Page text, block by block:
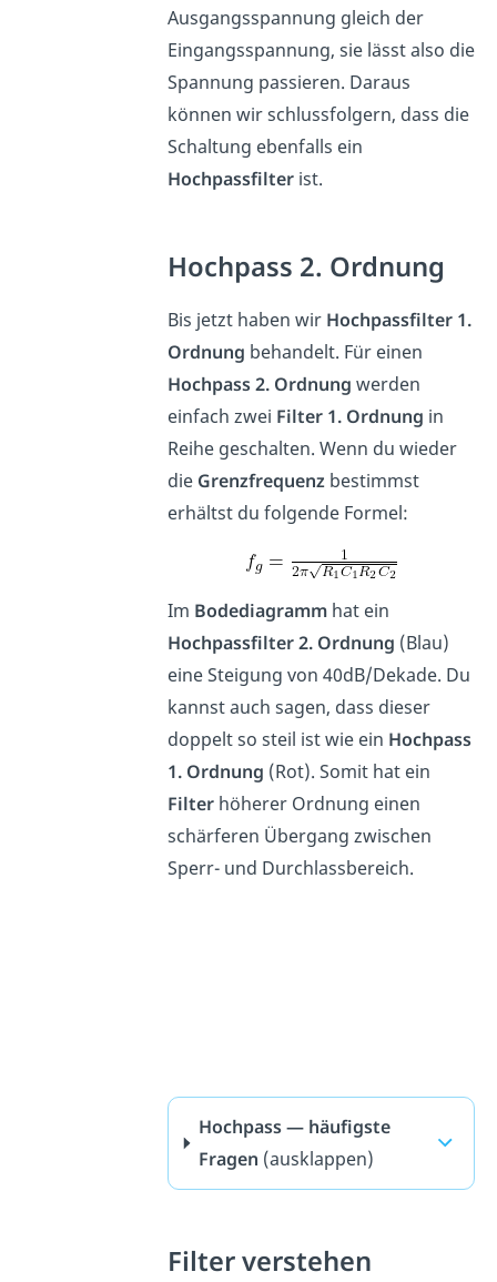
Ausgangsspannung gleich der
Eingangsspannung, sie lässt also die
Spannung passieren. Daraus
können wir schlussfolgern, dass die
Schaltung ebenfalls ein
Hochpassfilterist.
Hochpass 2. Ordnung
Bis jetzt haben wir Hochpassfilter 1.
Ordnung behandelt. Für einen
Hochpass 2. Ordnung werden
einfach zwei Filter 1. Ordnung in
Reihe geschalten. Wenn du wieder
die Grenzfrequenzbestimmst
erhältst du folgende Formel:
Im Bodediagrammhat ein
Hochpassfilter 2. Ordnung (Blau)
eine Steigung von 40dB/Dekade. Du
kannst auch sagen, dass dieser
doppelt so steil ist wie ein Hochpass
1. Ordnung (Rot). Somit hat ein
Filterhöherer Ordnung einen
schärferen Übergang zwischen
Sperr- und Durchlassbereich.
Hochpass — häufigste
Fragen (ausklappen)
Filter verstehen